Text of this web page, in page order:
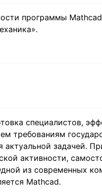
программы
специалистов,
требованиям
актуальной задачей.
активности,
из современных
Mathcad.